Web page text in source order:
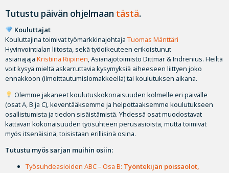
Tutustu päivän ohjelmaan tästä.
Kouluttajat
Kouluttajina toimivat työmarkkinajohtaja Tuomas Mänttäri
Hyvinvointialan liitosta, sekä työoikeuteen erikoistunut
asianajaja Kristiina Riipinen, Asianajotoimisto Dittmar & Indrenius. Heiltä
voit kysyä mieltä askarruttavia kysymyksiä aiheeseen liittyen joko
ennakkoon (ilmoittautumislomakkeella) tai koulutuksen aikana.
Olemme jakaneet koulutuskokonaisuuden kolmelle eri päivälle
(osat A, B ja C), keventääksemme ja helpottaaksemme koulutukseen
osallistumista ja tiedon sisäistämistä. Yhdessä osat muodostavat
kattavan kokonaisuuden työsuhteen perusasioista, mutta toimivat
myös itsenäisinä, toisistaan erillisinä osina.
Tutustu myös sarjan muihin osiin:
Työsuhdeasioiden ABC – Osa B: Työntekijän poissaolot,